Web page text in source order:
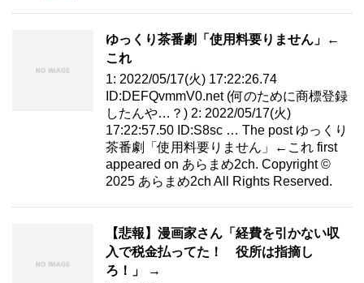
ゆっくり茶番劇「使用料要りません」←
これ
1: 2022/05/17(火) 17:22:26.74
ID:DEFQvmmV0.net (何のために商標登録
したんや…？) 2: 2022/05/17(火)
17:22:57.50 ID:S8sc … The post ゆっくり
茶番劇「使用料要りません」←これ first
appeared on あらまめ2ch. Copyright ©
2025 あらまめ2ch All Rights Reserved.
【悲報】漫画家さん「経費を引かない収
入で税金払ってた！ 役所は指摘し
ろ！」 →